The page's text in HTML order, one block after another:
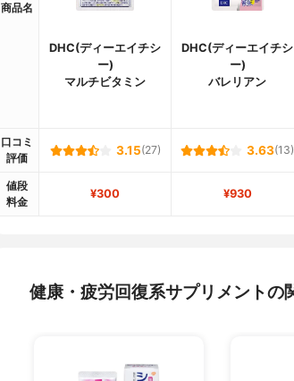
商品名
DHC(ディーエイチシ
ー)
マルチビタミン
DHC(ディーエイチシ
ー)
バレリアン
口コミ
評価
3.15(27) 3.63(13)
値段
料金
¥300 ¥930
健康・疲労回復系サプリメントの